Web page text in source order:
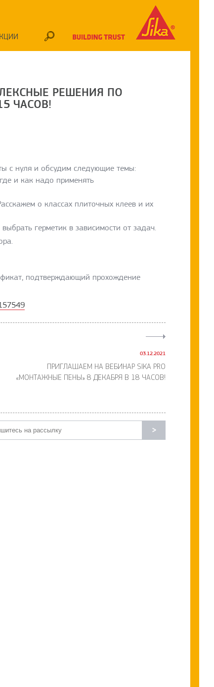
РЕШЕНИЯ ПО
ЧАСОВ!
с нуля и обсудим следующие темы:
и как надо применять
о классах плиточных клеев и их
герметик в зависимости от задач.
подтверждающий прохождение
03.12.2021
ПРИГЛАШАЕМ НА ВЕБИНАР SIKA PRO
«МОНТАЖНЫЕ ПЕНЫ» 8 ДЕКАБРЯ В 18 ЧАСОВ!
>